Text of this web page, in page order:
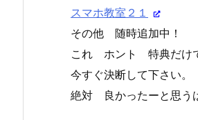
スマホ教室２１
その他 随時追加中！
これ ホント 特典だけ
今すぐ決断して下さい。
絶対 良かったーと思う